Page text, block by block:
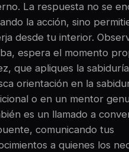
La respuesta no se
la acción, sino
desde tu interior.
espera el momento
que apliques la
orientación en la
o en un mentor
es un llamado a
comunicando tus
a quienes los